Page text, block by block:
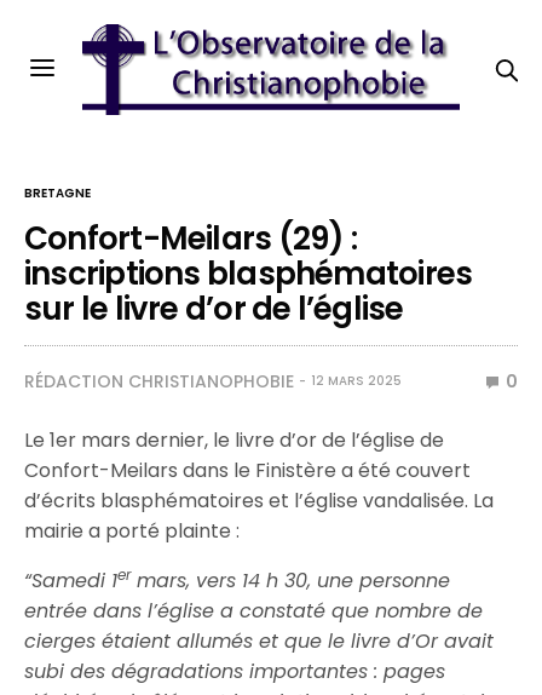
BRETAGNE
Confort-Meilars (29) :
inscriptions blasphématoires
sur le livre d’or de l’église
RÉDACTION CHRISTIANOPHOBIE 12 MARS 2025 0
Le 1er mars dernier, le livre d’or de l’église de
Confort-Meilars dans le Finistère a été couvert
d’écrits blasphématoires et l’église vandalisée. La
mairie a porté plainte :
“Samedi 1ermars, vers 14 h 30, une personne
entrée dans l’église a constaté que nombre de
cierges étaient allumés et que le livre d’Or avait
subi des dégradations importantes : pages